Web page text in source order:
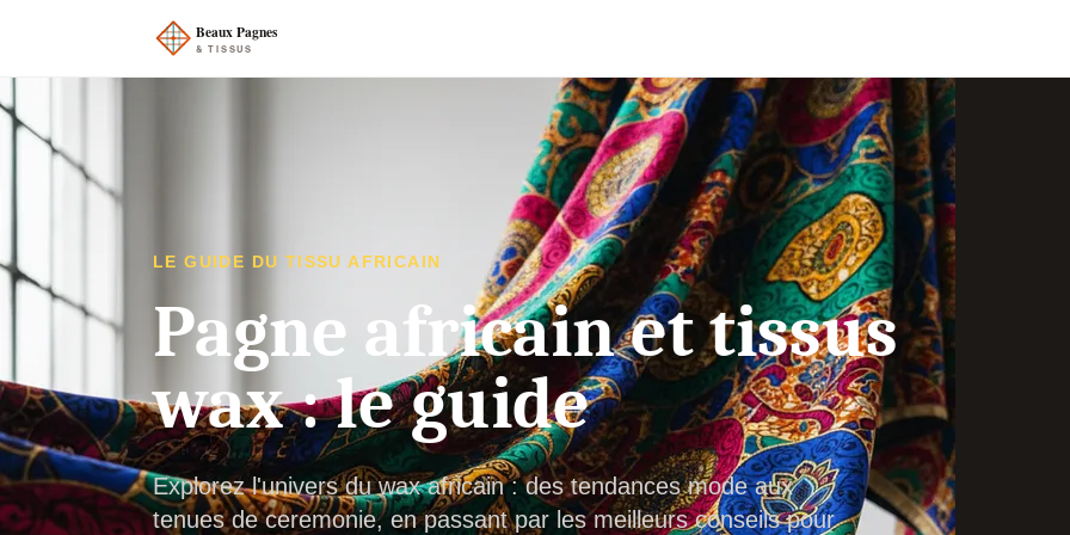
LE GUIDE DU TISSU AFRICAIN
Pagne africain et tissus
wax : le guide
Explorez l'univers du wax africain : des tendances mode aux
tenues de ceremonie, en passant par les meilleurs conseils pour